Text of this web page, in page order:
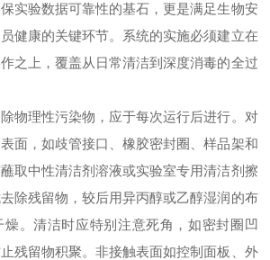
实验数据可靠性的基石，更是满足生物安
健康的关键环节。系统的实施必须建立在
之上，覆盖从日常清洁到深度消毒的全过
理性污染物，应于每次运行后进行。对
面，如歧管接口、橡胶密封圈、样品架和
取中性清洁剂溶液或实验室专用清洁剂擦
除残留物，较后用异丙醇或乙醇湿润的布
。清洁时应特别注意死角，如密封圈凹
残留物积聚。非接触表面如控制面板、外